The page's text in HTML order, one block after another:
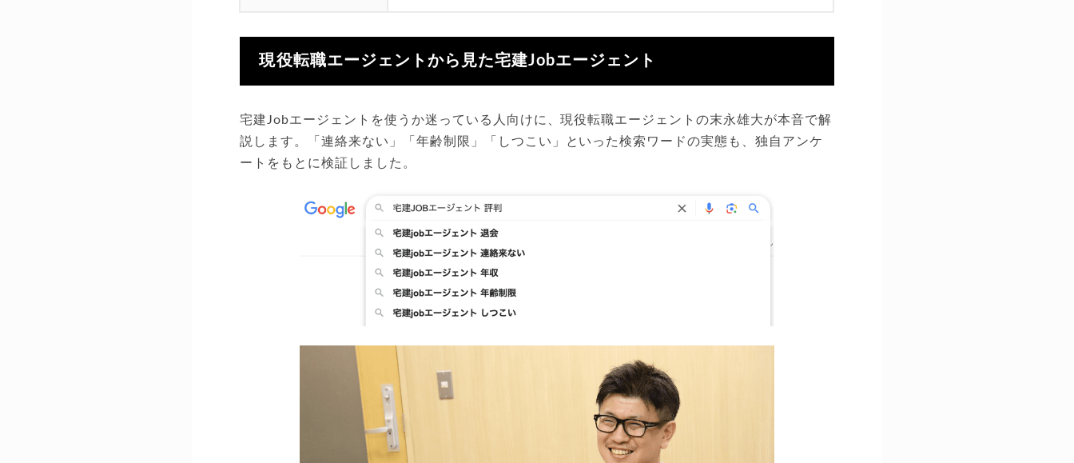
現役転職エージェントから見た宅建Jobエージェント
宅建Jobエージェントを使うか迷っている人向けに、現役転職エージェントの末永雄大が本音で解
説します。「連絡来ない」「年齢制限」「しつこい」といった検索ワードの実態も、独自アンケ
ートをもとに検証しました。